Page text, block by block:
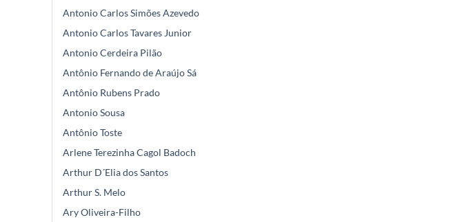
Antonio Carlos Simões Azevedo
Antonio Carlos Tavares Junior
Antonio Cerdeira Pilão
Antônio Fernando de Araújo Sá
Antônio Rubens Prado
Antonio Sousa
Antônio Toste
Arlene Terezinha Cagol Badoch
Arthur D´Elia dos Santos
Arthur S. Melo
Ary Oliveira-Filho